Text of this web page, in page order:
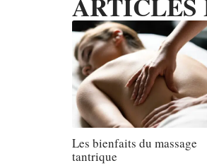
Les bienfaits du massage
tantrique